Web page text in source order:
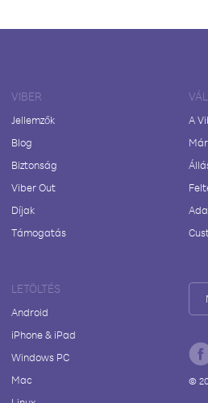
VIBER
Jellemzők
Blog
Biztonság
Viber Out
Díjak
Támogatás
A
LETÖLTÉS
Android
iPhone & iPad
Windows PC
Mac
©